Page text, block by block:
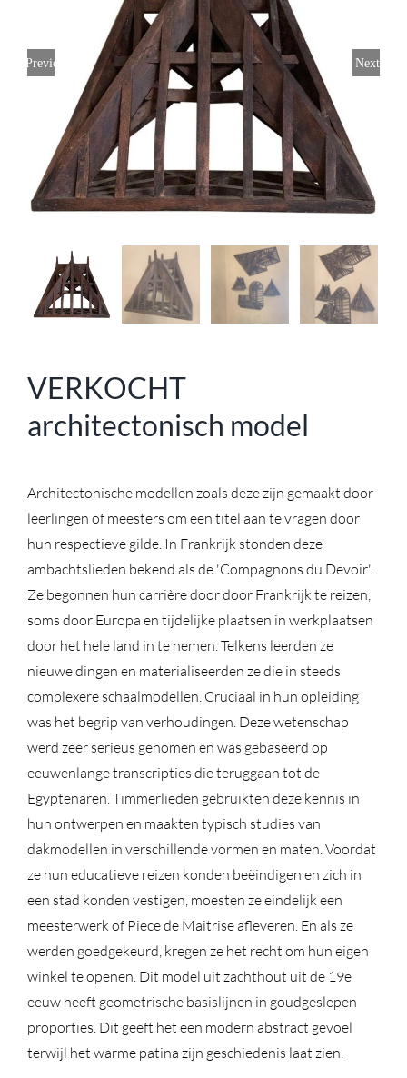
Previous Next
VERKOCHT
architectonisch model
Architectonische modellen zoals deze zijn gemaakt door
leerlingen of meesters om een ​​titel aan te vragen door
hun respectieve gilde. In Frankrijk stonden deze
ambachtslieden bekend als de 'Compagnons du Devoir'.
Ze begonnen hun carrière door door Frankrijk te reizen,
soms door Europa en tijdelijke plaatsen in werkplaatsen
door het hele land in te nemen. Telkens leerden ze
nieuwe dingen en materialiseerden ze die in steeds
complexere schaalmodellen. Cruciaal in hun opleiding
was het begrip van verhoudingen. Deze wetenschap
werd zeer serieus genomen en was gebaseerd op
eeuwenlange transcripties die teruggaan tot de
Egyptenaren. Timmerlieden gebruikten deze kennis in
hun ontwerpen en maakten typisch studies van
dakmodellen in verschillende vormen en maten. Voordat
ze hun educatieve reizen konden beëindigen en zich in
een stad konden vestigen, moesten ze eindelijk een
meesterwerk of Piece de Maitrise afleveren. En als ze
werden goedgekeurd, kregen ze het recht om hun eigen
winkel te openen. Dit model uit zachthout uit de 19e
eeuw heeft geometrische basislijnen in goudgeslepen
proporties. Dit geeft het een modern abstract gevoel
terwijl het warme patina zijn geschiedenis laat zien.